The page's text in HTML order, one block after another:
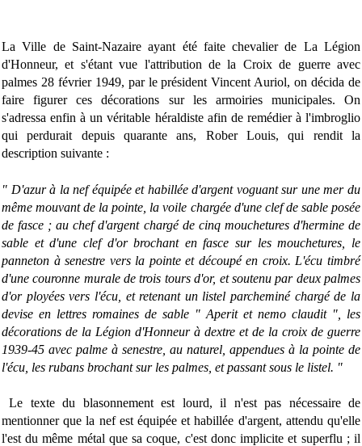
La Ville de Saint-Nazaire ayant été faite chevalier de La Légion
d'Honneur, et s'étant vue l'attribution de la Croix de guerre avec
palmes 28 février 1949, par le président Vincent Auriol, on décida de
faire figurer ces décorations sur les armoiries municipales. On
s'adressa enfin à un véritable héraldiste afin de remédier à l'imbroglio
qui perdurait depuis quarante ans, Rober Louis, qui rendit la
description suivante :
" D'azur à la nef équipée et habillée d'argent voguant sur une mer du
même mouvant de la pointe, la voile chargée d'une clef de sable posée
de fasce ; au chef d'argent chargé de cinq mouchetures d'hermine de
sable et d'une clef d'or brochant en fasce sur les mouchetures, le
panneton à senestre vers la pointe et découpé en croix. L'écu timbré
d'une couronne murale de trois tours d'or, et soutenu par deux palmes
d'or ployées vers l'écu, et retenant un listel parcheminé chargé de la
devise en lettres romaines de sable " Aperit et nemo claudit ", les
décorations de la Légion d'Honneur à dextre et de la croix de guerre
1939-45 avec palme à senestre, au naturel, appendues à la pointe de
l'écu, les rubans brochant sur les palmes, et passant sous le listel. "
Le texte du blasonnement est lourd, il n'est pas nécessaire de
mentionner que la nef est équipée et habillée d'argent, attendu qu'elle
l'est du même métal que sa coque, c'est donc implicite et superflu ; il